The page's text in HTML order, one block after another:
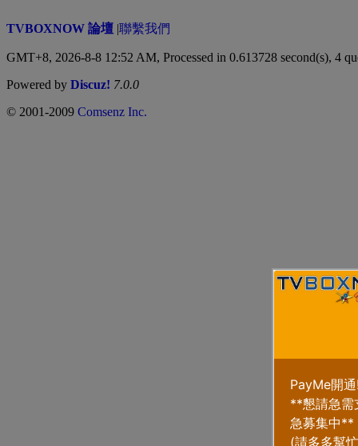
TVBOXNOW 論壇 |聯繫我們
GMT+8, 2026-8-8 12:52 AM, Processed in 0.613728 second(s), 4
Powered by Discuz! 7.0.0
© 2001-2009 Comsenz Inc.